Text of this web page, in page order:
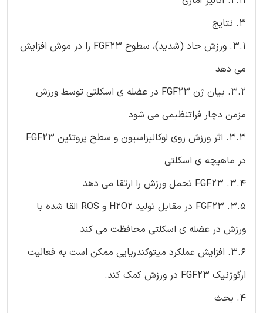
3. نتایج
3.1. ورزش حاد (شدید)، سطوح FGF23 را در موش افزایش
می دهد
3.2. بیان ژن FGF23 در عضله ی اسکلتی توسط ورزش
مزمن دچار فراتنظیمی می شود
3.3. اثر ورزش روی لوکالیزاسیون و سطح پروتئین FGF23
در ماهیچه ی اسکلتی
3.4. FGF23 تحمل ورزش را ارتقا می دهد
3.5. FGF23 در مقابل تولید H2O2 و ROS القا شده با
ورزش در عضله ی اسکلتی محافظت می کند
3.6. افزایش عملکرد میتوکندریایی ممکن است به فعالیت
ارگوژنیک FGF23 در ورزش کمک کند.
4. بحث